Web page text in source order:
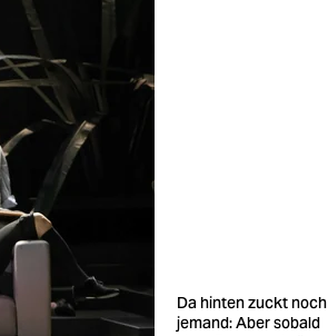
Da hinten zuckt noch
jemand: Aber sobald